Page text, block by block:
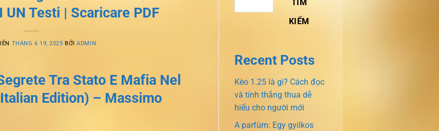
UN Testi | Scaricare PDF
THÁNG 6 19, 2025 BỞIADMIN
Tra Stato E Mafia Nel
Edition) – Massimo
TÌM
KIẾM
Recent Posts
Kèo 1.25 là gì? Cách đọc
và tính thắng thua dễ
hiểu cho người mới
A parfüm: Egy gyilkos